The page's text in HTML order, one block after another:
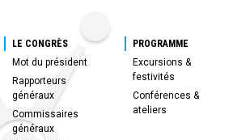
LE CONGRÈS
Mot du président
Rapporteurs
généraux
Commissaires
généraux
PROGRAMME
Excursions &
festivités
Conférences &
ateliers